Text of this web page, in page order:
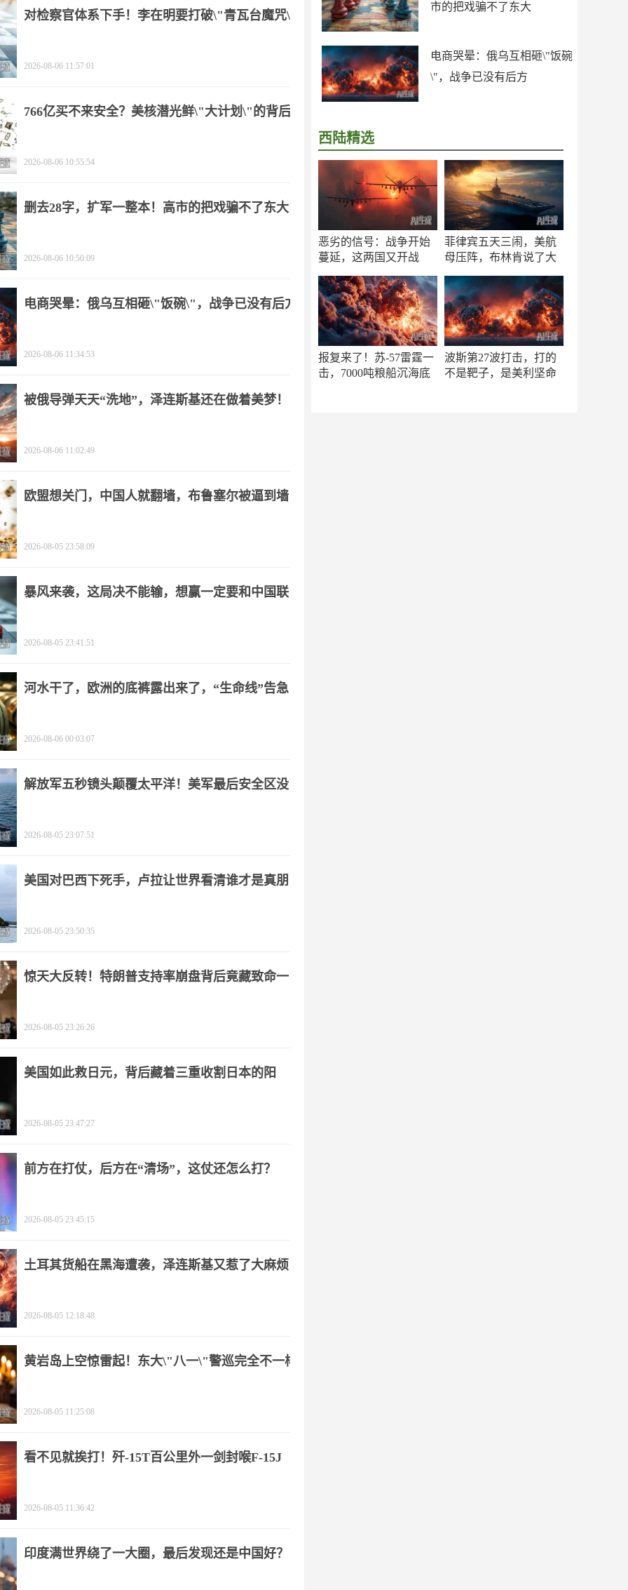
市的把戏骗不了东大
电商哭晕：俄乌互相砸\"饭碗
\"，战争已没有后方
西陆精选
恶劣的信号：战争开始
蔓延，这两国又开战
菲律宾五天三闹，美航
母压阵，布林肯说了大
报复来了！苏-57雷霆一
击，7000吨粮船沉海底
波斯第27波打击，打的
不是靶子，是美利坚命
对检察官体系下手！李在明要打破\"青瓦台魔咒\"
2026-08-06 11:57:01
766亿买不来安全？美核潜光鲜\"大计划\"的背后
2026-08-06 10:55:54
删去28字，扩军一整本！高市的把戏骗不了东大
2026-08-06 10:50:09
电商哭晕：俄乌互相砸\"饭碗\"，战争已没有后方
2026-08-06 11:34:53
被俄导弹天天“洗地”，泽连斯基还在做着美梦！
2026-08-06 11:02:49
欧盟想关门，中国人就翻墙，布鲁塞尔被逼到墙
2026-08-05 23:58:09
暴风来袭，这局决不能输，想赢一定要和中国联
2026-08-05 23:41:51
河水干了，欧洲的底裤露出来了，“生命线”告急
2026-08-06 00:03:07
解放军五秒镜头颠覆太平洋！美军最后安全区没
2026-08-05 23:07:51
美国对巴西下死手，卢拉让世界看清谁才是真朋
2026-08-05 23:50:35
惊天大反转！特朗普支持率崩盘背后竟藏致命一
2026-08-05 23:26:26
美国如此救日元，背后藏着三重收割日本的阳
2026-08-05 23:47:27
前方在打仗，后方在“清场”，这仗还怎么打？
2026-08-05 23:45:15
土耳其货船在黑海遭袭，泽连斯基又惹了大麻烦
2026-08-05 12:18:48
黄岩岛上空惊雷起！东大\"八一\"警巡完全不一样
2026-08-05 11:25:08
看不见就挨打！歼-15T百公里外一剑封喉F-15J
2026-08-05 11:36:42
印度满世界绕了一大圈，最后发现还是中国好？